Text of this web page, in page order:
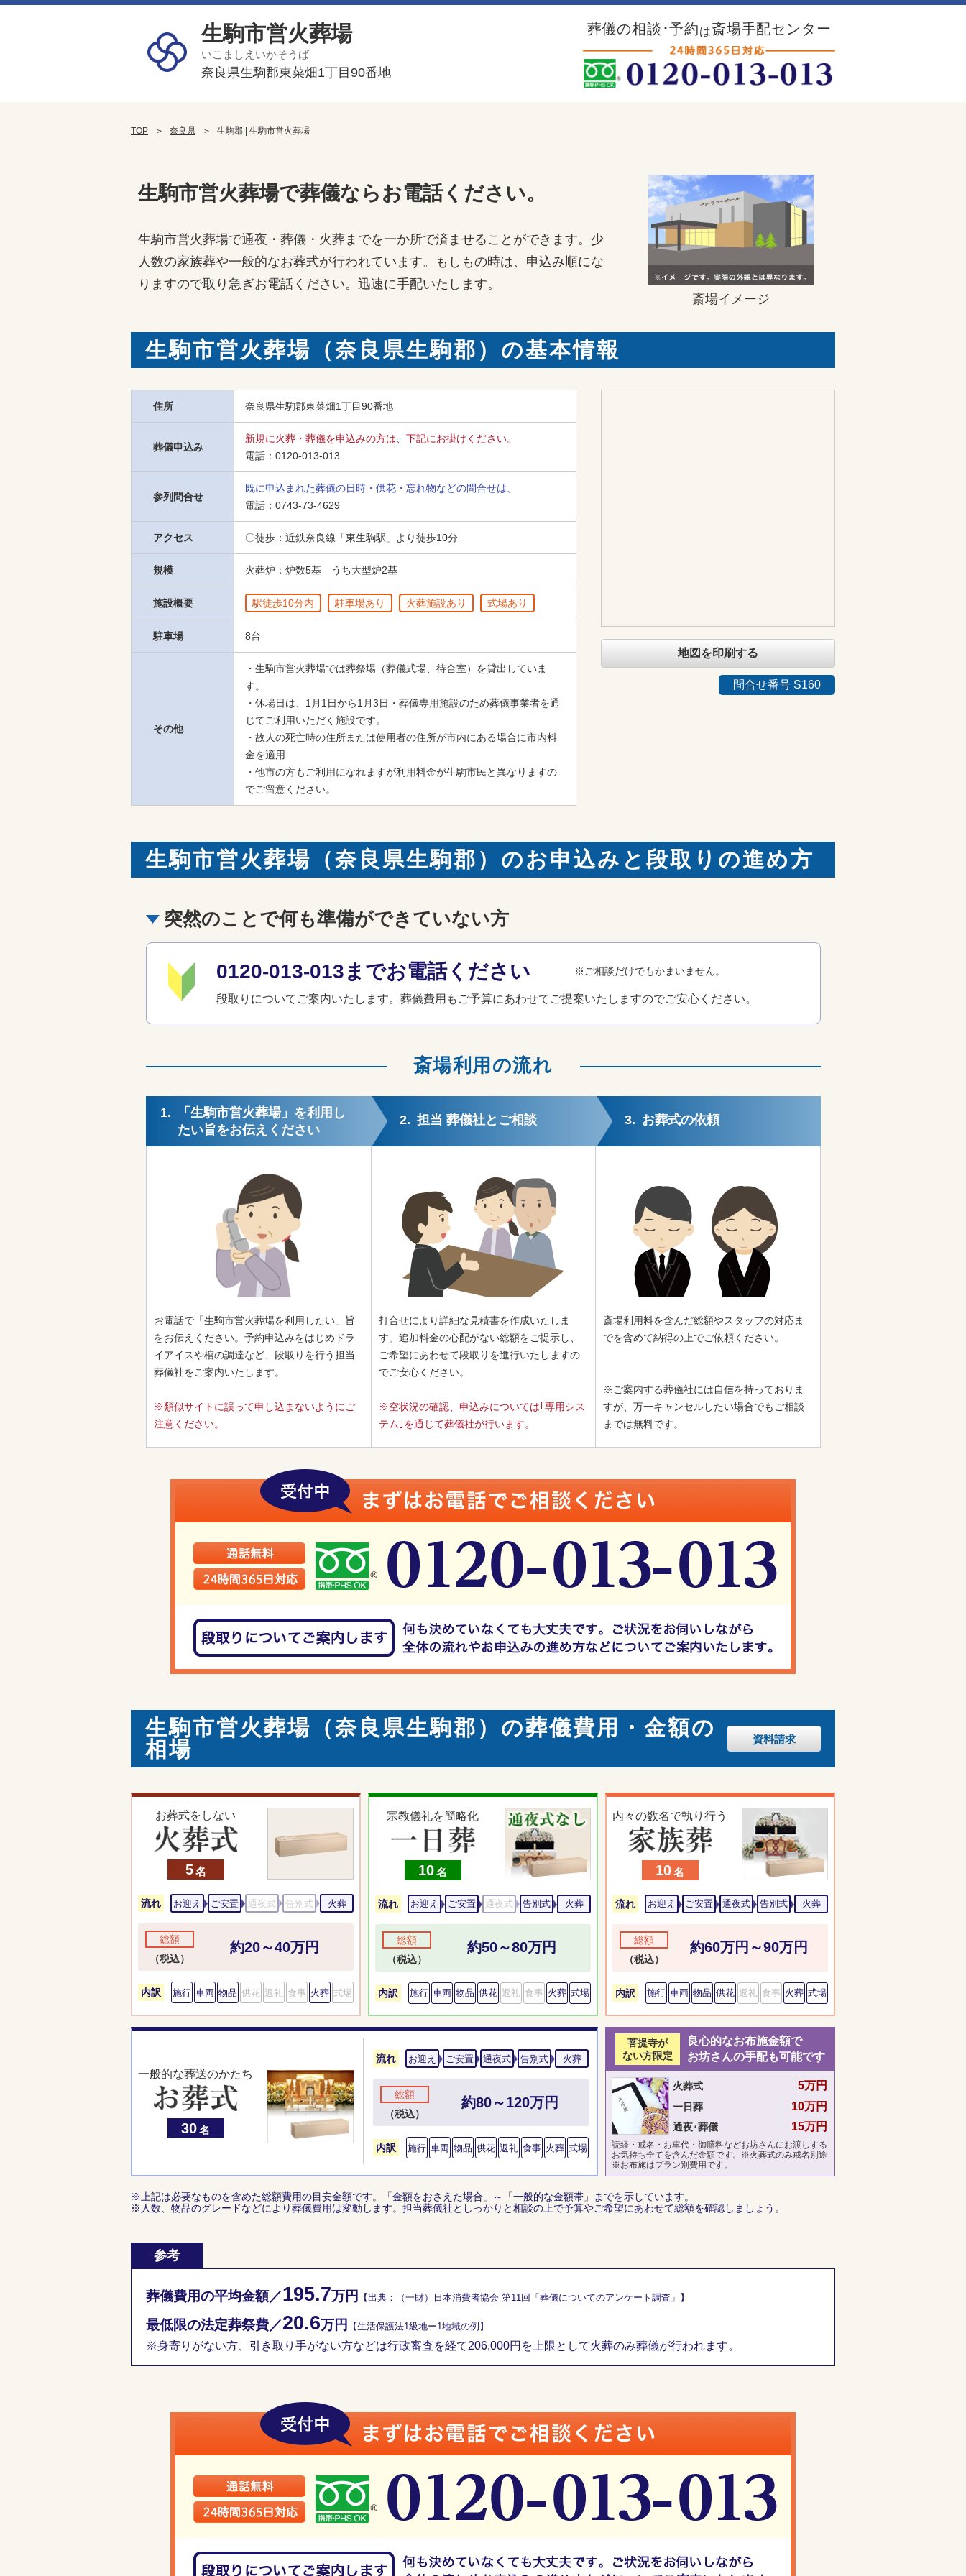
生駒市営火葬場
いこましえいかそうば
奈良県生駒郡東菜畑1丁目90番地
葬儀の相談･予約は斎場手配センター
TOP 奈良県 生駒郡 | 生駒市営火葬場
生駒市営火葬場で葬儀ならお電話ください。
生駒市営火葬場で通夜・葬儀・火葬までを一か所で済ませることができます。少
人数の家族葬や一般的なお葬式が行われています。もしもの時は、申込み順にな
りますので取り急ぎお電話ください。迅速に手配いたします。
斎場イメージ
生駒市営火葬場（奈良県生駒郡）の基本情報
住所 奈良県生駒郡東菜畑1丁目90番地
葬儀申込み
新規に火葬・葬儀を申込みの方は、下記にお掛けください。
電話： 0120-013-013
参列問合せ
既に申込まれた葬儀の日時・供花・忘れ物などの問合せは、
電話： 0743-73-4629
アクセス 〇徒歩：近鉄奈良線「東生駒駅」より徒歩10分
規模 火葬炉：炉数5基　うち大型炉2基
施設概要 駅徒歩10分内 駐車場あり 火葬施設あり 式場あり
駐車場 8台
その他
・生駒市営火葬場では葬祭場（葬儀式場、待合室）を貸出していま
す。
・休場日は、1月1日から1月3日・葬儀専用施設のため葬儀事業者を通
じてご利用いただく施設です。
・故人の死亡時の住所または使用者の住所が市内にある場合に市内料
金を適用
・他市の方もご利用になれますが利用料金が生駒市民と異なりますの
でご留意ください。
地図を印刷する
問合せ番号 S160
生駒市営火葬場（奈良県生駒郡）のお申込みと段取りの進め方
突然のことで何も準備ができていない方
0120-013-013までお電話ください
段取りについてご案内いたします。葬儀費用もご予算にあわせてご提案いたしますのでご安心ください。
※ご相談だけでもかまいません。
斎場利用の流れ
1.
「生駒市営火葬場」を利用し
たい旨をお伝えください
お電話で「生駒市営火葬場を利用したい」旨
をお伝えください。予約申込みをはじめドラ
イアイスや棺の調達など、段取りを行う担当
葬儀社をご案内いたします。
※類似サイトに誤って申し込まないようにご
注意ください。
2. 担当 葬儀社とご相談
打合せにより詳細な見積書を作成いたしま
す。追加料金の心配がない総額をご提示し、
ご希望にあわせて段取りを進行いたしますの
でご安心ください。
※空状況の確認、申込みについては｢専用シス
テム｣を通じて葬儀社が行います。
3. お葬式の依頼
斎場利用料を含んだ総額やスタッフの対応ま
でを含めて納得の上でご依頼ください。
※ご案内する葬儀社には自信を持っておりま
すが、万一キャンセルしたい場合でもご相談
までは無料です。
生駒市営火葬場（奈良県生駒郡）の葬儀費用・金額の
相場
資料請求
お葬式をしない
5 名
流れ お迎え ご安置 通夜式 告別式 火葬
総額
（税込）
約20～40万円
内訳 施行 車両 物品 供花 返礼 食事 火葬 式場
宗教儀礼を簡略化
10名
流れ お迎え ご安置 通夜式 告別式 火葬
総額
（税込）
約50～80万円
内訳 施行 車両 物品 供花 返礼 食事 火葬 式場
内々の数名で執り行う
10名
流れ お迎え ご安置 通夜式 告別式 火葬
総額
（税込）
約60万円～90万円
内訳 施行 車両 物品 供花 返礼 食事 火葬 式場
一般的な葬送のかたち
30名
流れ お迎え ご安置 通夜式 告別式 火葬
総額
（税込）
約80～120万円
内訳 施行 車両 物品 供花 返礼 食事 火葬 式場
菩提寺が
ない方限定
良心的なお布施金額で
お坊さんの手配も可能です
火葬式 5万円
一日葬 10万円
通夜･葬儀 15万円
読経・戒名・お車代・御膳料などお坊さんにお渡しする
お気持ち全てを含んだ金額です。※火葬式のみ戒名別途
※お布施はプラン別費用です。
※上記は必要なものを含めた総額費用の目安金額です。「金額をおさえた場合」～「一般的な金額帯」までを示しています。
※人数、物品のグレードなどにより葬儀費用は変動します。担当葬儀社としっかりと相談の上で予算やご希望にあわせて総額を確認しましょう。
参考
葬儀費用の平均金額／195.7万円 【出典：（一財）日本消費者協会 第11回「葬儀についてのアンケート調査」】
最低限の法定葬祭費／20.6万円 【生活保護法1級地ー1地域の例】
※身寄りがない方、引き取り手がない方などは行政審査を経て206,000円を上限として火葬のみ葬儀が行われます。